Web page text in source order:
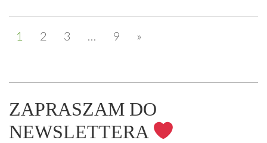
1 2 3 9 »
ZAPRASZAM DO
NEWSLETTERA